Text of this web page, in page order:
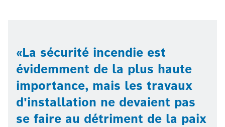
La sécurité incendie est
évidemment de la plus haute
importance, mais les travaux
d'installation ne devaient pas
se faire au détriment de la paix